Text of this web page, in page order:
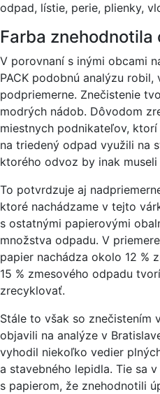
odpad, lístie, perie, plienky,
Farba znehodnotila
V porovnaní s inými obcami
PACK podobnú analýzu
podpriemerne. Znečistenie
modrých nádob. Dôvodom
miestnych podnikateľov,
na triedený odpad využili na
ktorého odvoz by inak
To potvrdzuje aj
ktoré nachádzame v tejto
s ostatnými papierovými
množstva odpadu. V
papier nachádza okolo 12 %
15 % zmesového odpadu
zrecyklovať.
Stále to však so znečistením
objavili na analýze v
vyhodil niekoľko vedier
a stavebného lepidla. Tie sa
s papierom, že znehodnotili